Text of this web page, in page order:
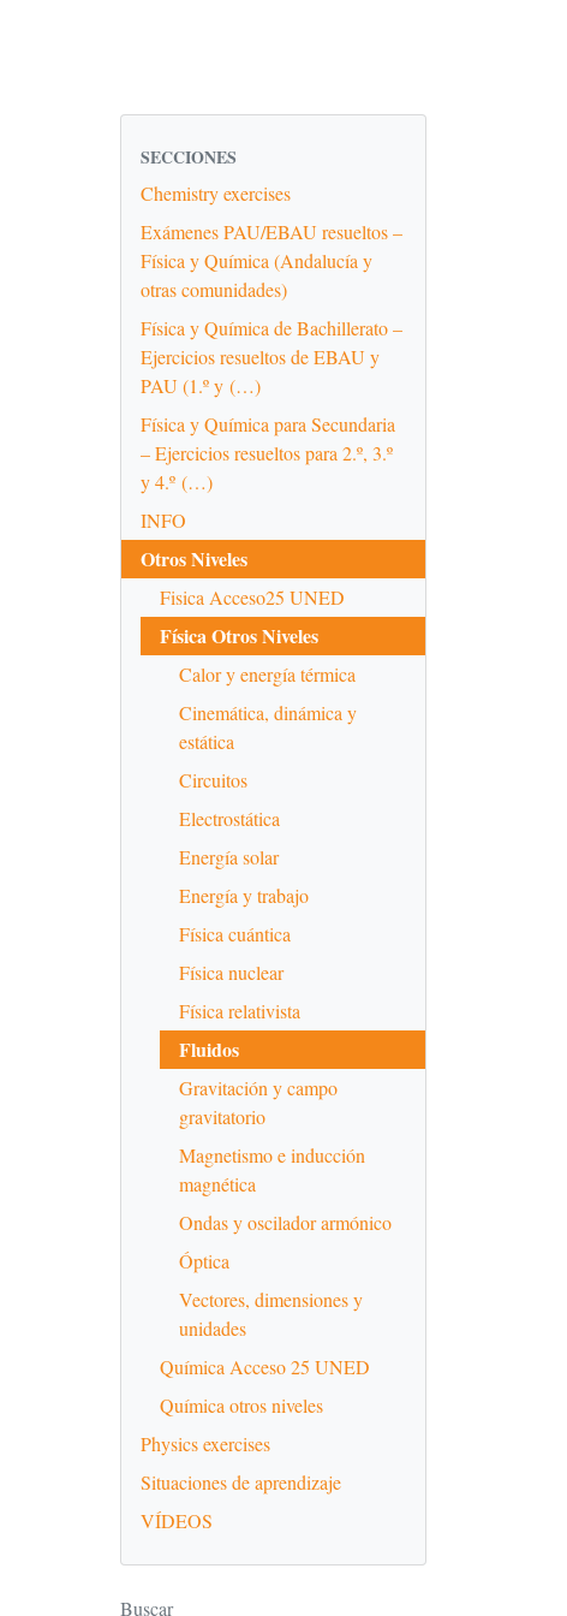
SECCIONES
Chemistry exercises
Exámenes PAU/EBAU resueltos –
Física y Química (Andalucía y
otras comunidades)
Física y Química de Bachillerato –
Ejercicios resueltos de EBAU y
PAU (1.º y (…)
Física y Química para Secundaria
– Ejercicios resueltos para 2.º, 3.º
y 4.º (…)
INFO
Otros Niveles
Fisica Acceso25 UNED
Física Otros Niveles
Calor y energía térmica
Cinemática, dinámica y
estática
Circuitos
Electrostática
Energía solar
Energía y trabajo
Física cuántica
Física nuclear
Física relativista
Fluidos
Gravitación y campo
gravitatorio
Magnetismo e inducción
magnética
Ondas y oscilador armónico
Óptica
Vectores, dimensiones y
unidades
Química Acceso 25 UNED
Química otros niveles
Physics exercises
Situaciones de aprendizaje
VÍDEOS
Buscar